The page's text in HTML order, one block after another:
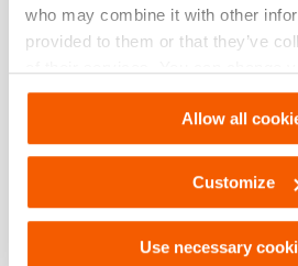
who may combine it with other
provided to them or that they’ve
Settings. See ourcookiestatement
Allow all
Customize
Use necessary
Tabulated Data –
Tabulated Data –